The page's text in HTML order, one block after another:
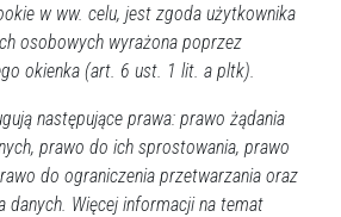
w ww. celu, jest zgoda użytkownika
osobowych wyrażona poprzez
okienka (art. 6 ust. 1 lit. a pltk).
następujące prawa: prawo żądania
prawo do ich sprostowania, prawo
do ograniczenia przetwarzania oraz
danych. Więcej informacji na temat